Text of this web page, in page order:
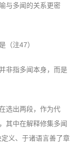
与多闻的关系更密
（注47）
非指多闻本身，而是
选出两段，作为代
其中在解释修集多闻
义、于诸语言善了章